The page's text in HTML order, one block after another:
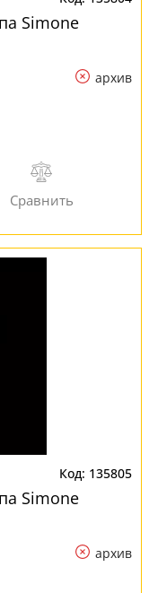
Simone
архив
135805
Simone
архив